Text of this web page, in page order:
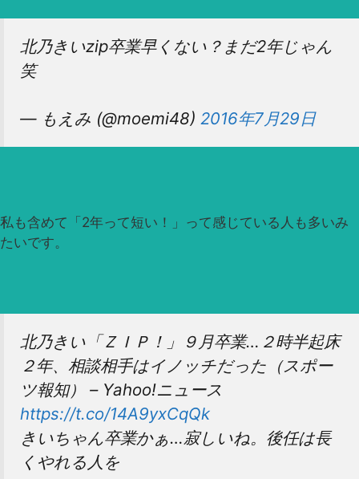
北乃きいzip卒業早くない？まだ2年じゃん
笑
— もえみ (@moemi48) 2016年7月29日
私も含めて「2年って短い！」って感じている人も多いみ
たいです。
北乃きい「ＺＩＰ！」９月卒業…２時半起床
２年、相談相手はイノッチだった（スポー
ツ報知） – Yahoo!ニュース
https://t.co/14A9yxCqQk
きいちゃん卒業かぁ…寂しいね。後任は長
くやれる人を